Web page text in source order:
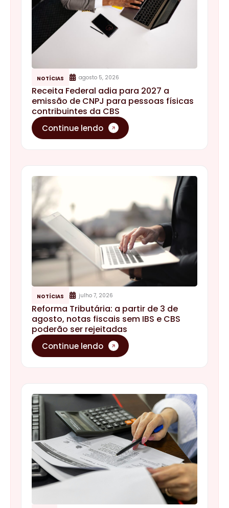
NOTÍCIAS agosto 5, 2026
Receita Federal adia para 2027 a
emissão de CNPJ para pessoas físicas
contribuintes da CBS
Continue lendo
NOTÍCIAS julho 7, 2026
Reforma Tributária: a partir de 3 de
agosto, notas fiscais sem IBS e CBS
poderão ser rejeitadas
Continue lendo